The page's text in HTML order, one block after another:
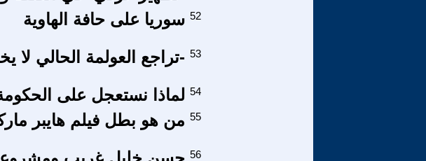
سوريا على حافة الهاوية 52
-تراجع العولمة الحالي لا 53
لماذا نستعجل على 54
من هو بطل فيلم هايبر 55
56